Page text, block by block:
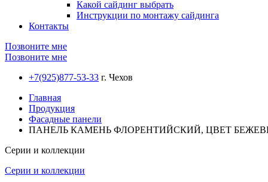
Какой сайдинг выбрать
Инструкции по монтажу сайдинга
Контакты
Позвоните мне
Позвоните мне
+7(925)877-53-33 г. Чехов
Главная
Продукция
Фасадные панели
ПАНЕЛЬ КАМЕНЬ ФЛОРЕНТИЙСКИЙ, ЦВЕТ
Серии и коллекции
Серии и коллекции